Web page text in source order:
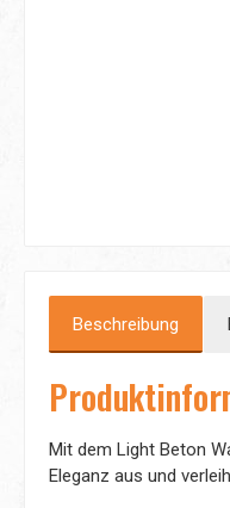
Beschreibung
Mit dem Light Beton
Eleganz aus und